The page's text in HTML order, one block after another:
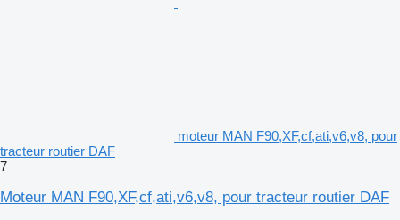
moteur MAN F90,XF,cf,ati,v6,v8, pour
tracteur routier DAF
7
Moteur MAN F90,XF,cf,ati,v6,v8, pour tracteur routier DAF